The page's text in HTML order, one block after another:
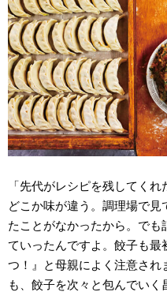
「先代がレシピを残してく
どこか味が違う。調理場で
たことがなかったから。で
ていったんですよ。餃子も
つ！』と母親によく注意され
も、餃子を次々と包んでい